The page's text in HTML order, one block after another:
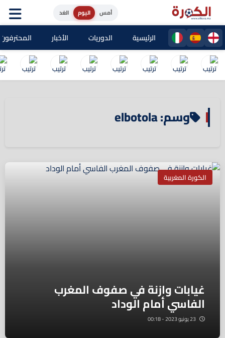
أمس اليوم الغد
الرئيسية الدوريات الأخبار
وسم: elbotola
الكورة المغربية
غيابات وازنة في صفوف المغرب
الفاسي أمام الوداد